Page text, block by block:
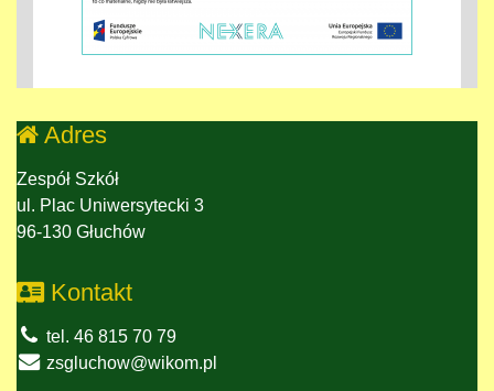
Adres
Zespół Szkół
ul. Plac Uniwersytecki 3
96-130 Głuchów
Kontakt
tel. 46 815 70 79
zsgluchow@wikom.pl